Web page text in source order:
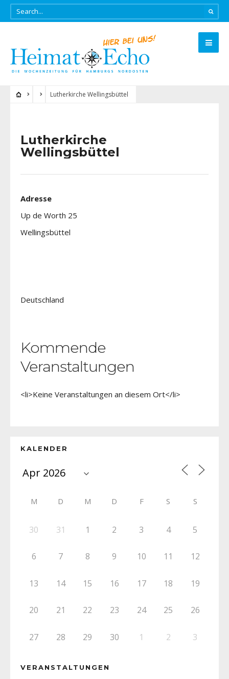
Lutherkirche Wellingsbüttel
Lutherkirche
Wellingsbüttel
Adresse
Up de Worth 25
Wellingsbüttel
Deutschland
Kommende
Veranstaltungen
<li>Keine Veranstaltungen an diesem Ort</li>
KALENDER
M D M D F S S
30 31 1 2 3 4 5
6 7 8 9 10 11 12
13 14 15 16 17 18 19
20 21 22 23 24 25 26
27 28 29 30 1 2 3
VERANSTALTUNGEN